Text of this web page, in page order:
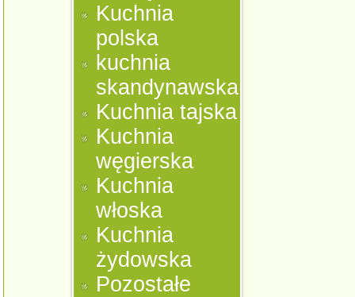
Kuchnia
polska
kuchnia
skandynawska
Kuchnia tajska
Kuchnia
węgierska
Kuchnia
włoska
Kuchnia
żydowska
Pozostałe